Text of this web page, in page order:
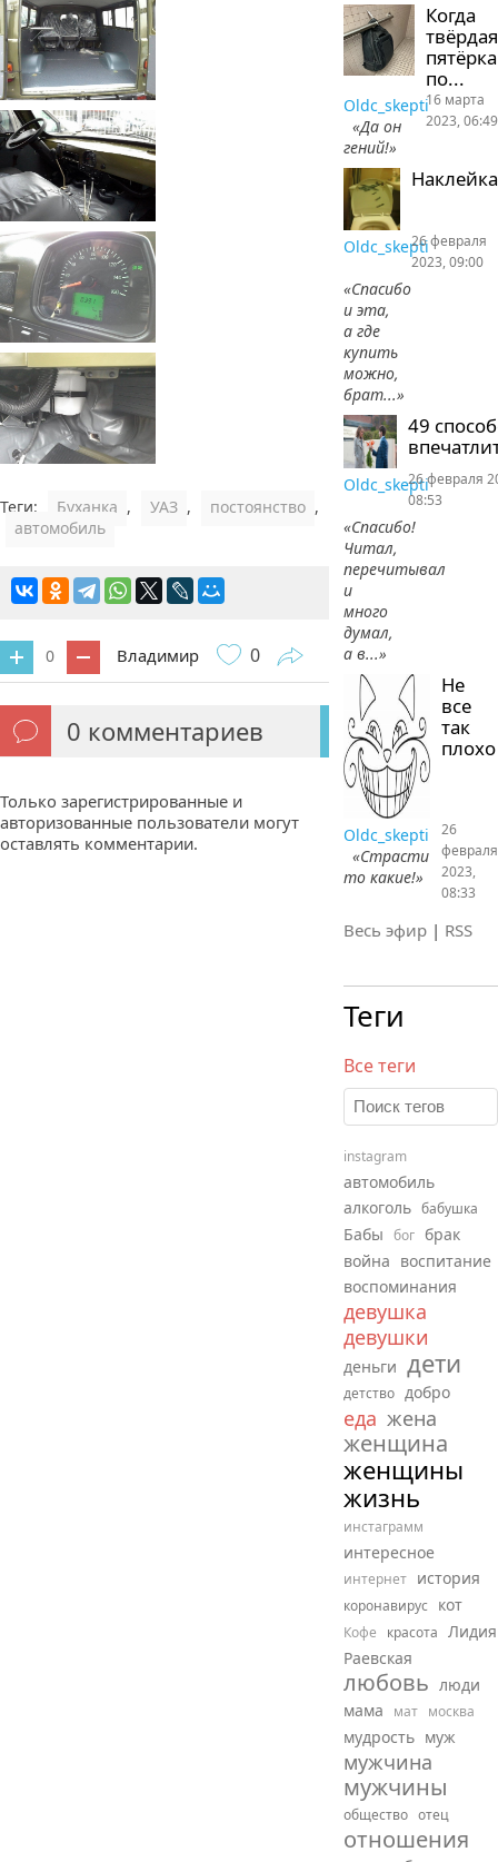
Теги: Буханка , УАЗ , постоянство ,
автомобиль
0 Владимир 0
0 комментариев
Только зарегистрированные и
авторизованные пользователи могут
оставлять комментарии.
Когда
твёрдая
пятёрка
по...
Oldc_skepti
«Да он
гений!»
16 марта
2023, 06:49
Наклейка
Oldc_skepti
«Спасибо
и эта,
а где
купить
можно,
брат...»
26 февраля
2023, 09:00
49
Oldc_skepti
«Спасибо!
Читал,
перечитывал
и
много
думал,
а в...»
26 февраля
08:53
Не
все
так
плохо
Oldc_skepti
«Страсти
то какие!»
26
февраля
2023,
08:33
Весь эфир | RSS
Теги
Все теги
instagram
автомобиль
алкоголь бабушка
Бабы бог брак
война воспитание
воспоминания
девушка
девушки
деньги дети
детство добро
еда жена
женщина
женщины
жизнь
инстаграмм
интересное
интернет история
коронавирус кот
Кофе красота Лидия
Раевская
любовь люди
мама
мат москва
мудрость муж
мужчина
мужчины
общество отец
отношения